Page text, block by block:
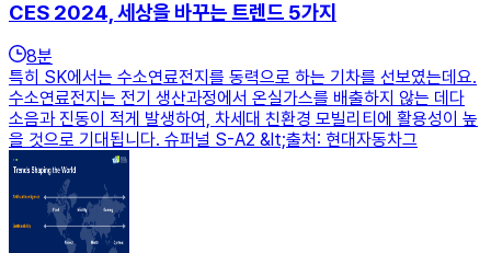
CES 2024, 세상을 바꾸는 트렌드 5가지
8분
특히 SK에서는 수소연료전지를 동력으로 하는 기차를 선보였는데요.
수소연료전지는 전기 생산과정에서 온실가스를 배출하지 않는 데다
소음과 진동이 적게 발생하여, 차세대 친환경 모빌리티에 활용성이 높
을 것으로 기대됩니다. 슈퍼널 S-A2 &lt;출처: 현대자동차그